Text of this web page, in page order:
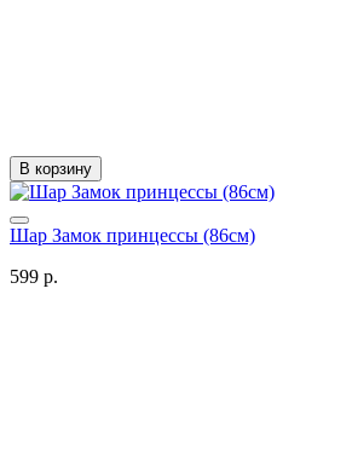
В корзину
Шар Замок принцессы (86см)
599 р.